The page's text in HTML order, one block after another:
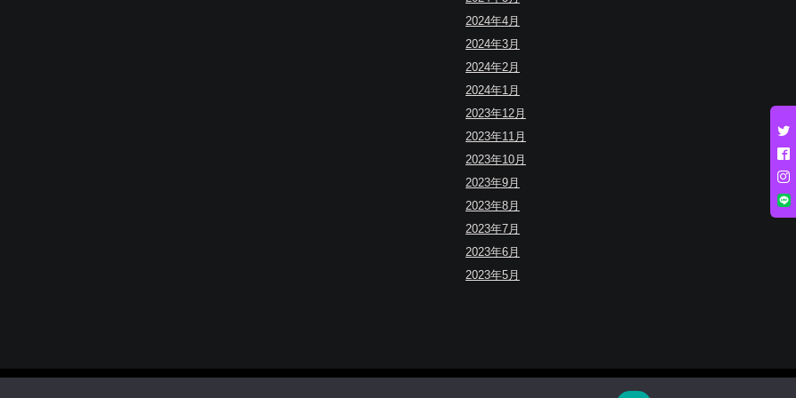
2024年4月
2024年3月
2024年2月
2024年1月
2023年12月
2023年11月
2023年10月
2023年9月
2023年8月
2023年7月
2023年6月
2023年5月